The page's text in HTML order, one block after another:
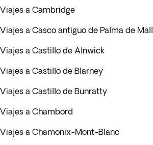
Viajes a Cambridge
Viajes a Casco antiguo de Palma de
Viajes a Castillo de Alnwick
Viajes a Castillo de Blarney
Viajes a Castillo de Bunratty
Viajes a Chambord
Viajes a Chamonix-Mont-Blanc